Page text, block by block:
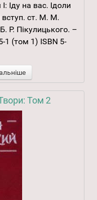
Іду на вас. Ідоли
вступ. ст. М. М.
Р. Пікулицького. –
1 (том 1) ISBN 5-
Том 2